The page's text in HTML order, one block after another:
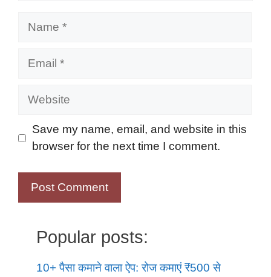
Name
Email
Website
Save my name, email, and website in this
browser for the next time I comment.
Popular posts:
10+ पैसा कमाने वाला ऐप: रोज कमाएं ₹500 से